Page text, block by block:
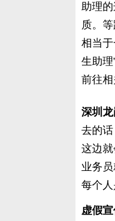
助理
质。
相当
生助
前往
深圳
去的
这边
业务
每个人
虚假